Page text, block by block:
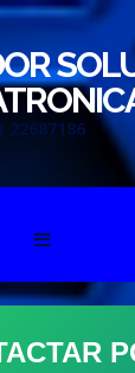
22687186
Skip to